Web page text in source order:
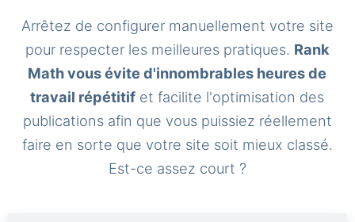
Arrêtez de configurer manuellement votre site
pour respecter les meilleures pratiques. Rank
Math vous évite d'innombrables heures de
travail répétitif et facilite l'optimisation des
publications afin que vous puissiez réellement
faire en sorte que votre site soit mieux classé.
Est-ce assez court ?